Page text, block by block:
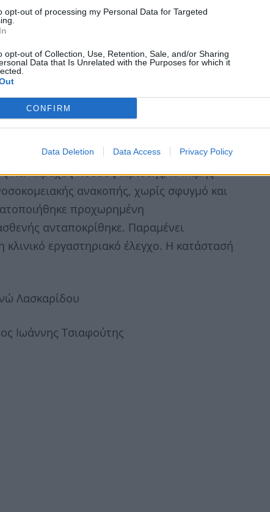
opt-out of processing my Personal Data for Targeted
opt-out of Collection, Use, Retention, Sale, and/or Sharing
Data that Is Unrelated with the Purposes for which it
CONFIRM
Data Deletion Data Access Privacy Policy
ώρα 11:37 διεκομίσθη με ΕΚΑΒ στο Γ.Ν.Α.
παλαίμαχος ποδοσφαιριστής, κ. Μίμης
ανακοπής, χωρίς σφυγμό και
προχωρημένη
ανταποκρίθηκε. Παραμένει
εργαστηριακό έλεγχο. Η κατάστασή
Λασκαρίδου
Ιωάννης Τσιαφούτης